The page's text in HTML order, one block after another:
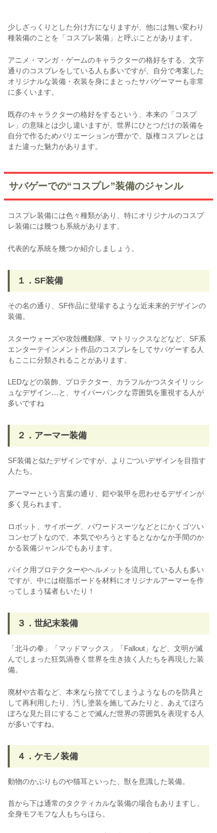
少しざっくりとした分け方になりますが、他には無い変わり
種装備のことを「コスプレ装備」と呼ぶことがあります。
アニメ・マンガ・ゲームのキャラクターの格好をする、文字
通りのコスプレをしている人も多いですが、自分で考案した
オリジナルな装備・衣装を身にまとったサバゲーマーも非常
に多くいます。
既存のキャラクターの格好をするという、本来の「コスプ
レ」の意味とは少し違いますが、世界にひとつだけの装備を
自分で作るためバリエーションが豊かで、版権コスプレとは
また違った魅力があります。
サバゲーでの“コスプレ”装備のジャンル
コスプレ装備には色々種類があり、特にオリジナルのコスプ
レ装備には幾つも系統があります。
代表的な系統を幾つか紹介しましょう。
１．SF装備
その名の通り、SF作品に登場するような近未来的デザインの
装備。
スターウォーズや攻殻機動隊、マトリックスなどなど、SF系
エンターテインメント作品のコスプレをしてサバゲーする人
もここに分類されることがあります。
LEDなどの装飾、プロテクター、カラフルかつスタイリッシ
ュなデザイン…と、サイバーパンクな雰囲気を重視する人が
多いですね
２．アーマー装備
SF装備と似たデザインですが、よりごついデザインを目指す
人たち。
アーマーという言葉の通り、鎧や装甲を思わせるデザインが
多く見られます。
ロボット、サイボーグ、パワードスーツなどとにかくゴツい
コンセプトなので、本気でやろうとするとなかなか手間のか
かる装備ジャンルでもあります。
バイク用プロテクターやヘルメットを流用している人も多い
ですが、中には樹脂ボードを材料にオリジナルアーマーを作
ってしまう猛者もいたり！
３．世紀末装備
「北斗の拳」「マッドマックス」「Fallout」など、文明が滅
んでしまった狂気渦巻く世界を生き抜く人たちを再現した装
備。
廃材や古着など、本来なら捨ててしまうようなものを防具と
して再利用したり、汚し塗装を施してみたりと、あえてぼろ
ぼろな見た目にすることで滅んだ世界の雰囲気を表現する人
が多いですね。
４．ケモノ装備
動物のかぶりものや猫耳といった、獣を意識した装備。
首から下は通常のタクティカルな装備の場合もありますし、
全身モフモフな人もちらほら。